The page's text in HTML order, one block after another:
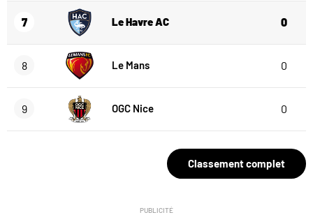
7 Le Havre AC 0
8 Le Mans 0
9 OGC Nice 0
Classement complet
PUBLICITÉ